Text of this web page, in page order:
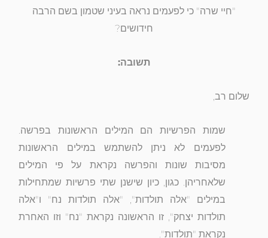
"חיי שרה" כי לפעמים נראה בעיני שטמון בשם הרבה
חידושים?
תשובה:
שלום רב,
שמות הפרשיות הם המילים הראשונות בפרשה.
לפעמים לא ניתן להשתמש במילים הראשונות
מסיבות שונות והפרשה נקראת על פי המילים
שלאחריהן. כגון, כיון שישנן שתי פרשיות שמתחילות
במילים "אלה תולדות", "אלה תולדות נח" ו"אלה
תולדות יצחק", זו הראשונה נקראת "נח" וזו האחרת
נקראת "תולדות".